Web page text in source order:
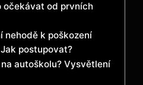
očekávat od prvních
nehodě k poškození
postupovat?
autoškolu? Vysvětlení